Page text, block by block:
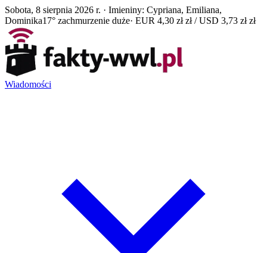
Sobota, 8 sierpnia 2026 r. · Imieniny: Cypriana, Emiliana,
Dominika17° zachmurzenie duże· EUR 4,30 zł zł / USD 3,73 zł zł
Wiadomości